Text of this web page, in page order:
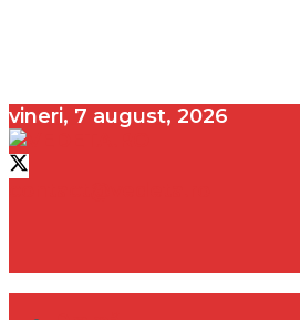
vineri, 7 august, 2026